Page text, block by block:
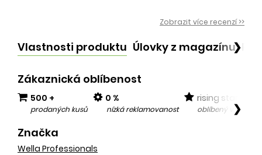
Zobrazit více recenzí >>
Vlastnosti produktu Úlovky z magazínu❯
Zákaznická oblíbenost
500 +
prodaných kusů
0 %
nízká reklamovanost
rising star
oblíbený v❯
Značka
Wella Professionals